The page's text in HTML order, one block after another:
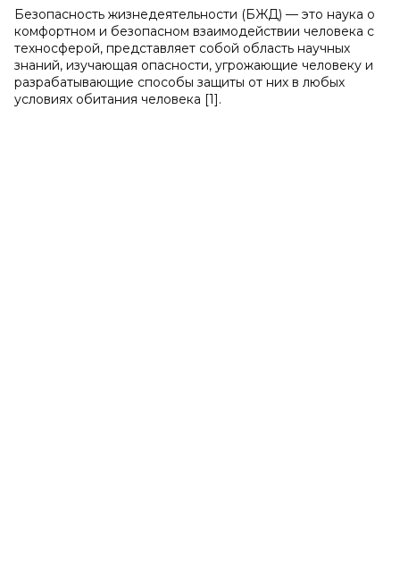
Безопасность жизнедеятельности (БЖД) — это наука о
комфортном и безопасном взаимодействии человека с
техносферой, представляет собой область научных
знаний, изучающая опасности, угрожающие человеку и
разрабатывающие способы защиты от них в любых
условиях обитания человека [1].